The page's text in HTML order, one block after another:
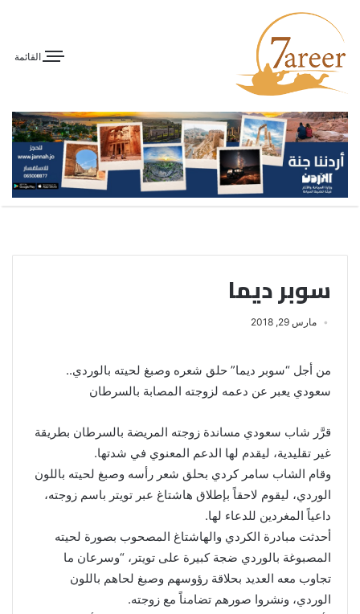
القائمة
سوبر ديما
مارس 29, 2018
من أجل “سوبر ديما” حلق شعره وصبغ لحيته بالوردي..
سعودي يعبر عن دعمه لزوجته المصابة بالسرطان
قرَّر شاب سعودي مساندة زوجته المريضة بالسرطان بطريقة
غير تقليدية، ليقدم لها الدعم المعنوي في شدتها.
وقام الشاب سامر كردي بحلق شعر رأسه وصبغ لحيته باللون
الوردي، ليقوم لاحقاً بإطلاق هاشتاغ عبر تويتر باسم زوجته،
داعياً المغردين للدعاء لها.
أحدثت مبادرة الكردي والهاشتاغ المصحوب بصورة لحيته
المصبوغة بالوردي ضجة كبيرة على تويتر، “وسرعان ما
تجاوب معه العديد بحلاقة رؤوسهم وصبغ لحاهم باللون
الوردي، ونشروا صورهم تضامناً مع زوجته.